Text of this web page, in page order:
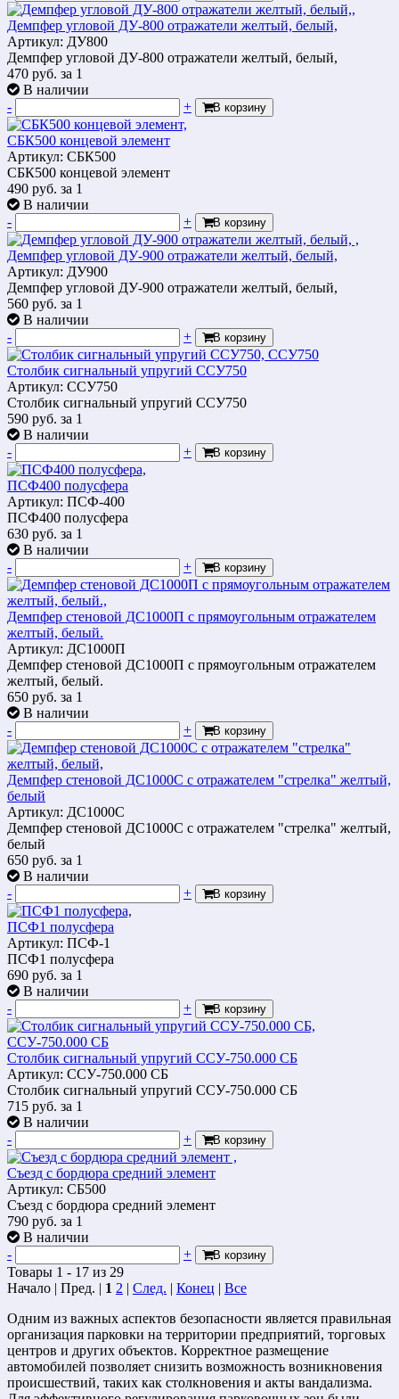
Демпфер угловой ДУ-800 отражатели желтый, белый,
Артикул: ДУ800
Демпфер угловой ДУ-800 отражатели желтый, белый,
470 руб. за 1
В наличии
-
+ В корзину
СБК500 концевой элемент
Артикул: СБК500
СБК500 концевой элемент
490 руб. за 1
В наличии
-
+ В корзину
Демпфер угловой ДУ-900 отражатели желтый, белый,
Артикул: ДУ900
Демпфер угловой ДУ-900 отражатели желтый, белый,
560 руб. за 1
В наличии
-
+ В корзину
Столбик сигнальный упругий ССУ750
Артикул: ССУ750
Столбик сигнальный упругий ССУ750
590 руб. за 1
В наличии
-
+ В корзину
ПСФ400 полусфера
Артикул: ПСФ-400
ПСФ400 полусфера
630 руб. за 1
В наличии
-
+ В корзину
Демпфер стеновой ДС1000П с прямоугольным отражателем
желтый, белый.
Артикул: ДС1000П
Демпфер стеновой ДС1000П с прямоугольным отражателем
желтый, белый.
650 руб. за 1
В наличии
-
+ В корзину
Демпфер стеновой ДС1000С с отражателем "стрелка" желтый,
белый
Артикул: ДС1000С
Демпфер стеновой ДС1000С с отражателем "стрелка" желтый,
белый
650 руб. за 1
В наличии
-
+ В корзину
ПСФ1 полусфера
Артикул: ПСФ-1
ПСФ1 полусфера
690 руб. за 1
В наличии
-
+ В корзину
Столбик сигнальный упругий ССУ-750.000 СБ
Артикул: ССУ-750.000 СБ
Столбик сигнальный упругий ССУ-750.000 СБ
715 руб. за 1
В наличии
-
+ В корзину
Съезд с бордюра средний элемент
Артикул: СБ500
Съезд с бордюра средний элемент
790 руб. за 1
В наличии
-
+ В корзину
Товары 1 - 17 из 29
Начало | Пред. | 1 2 | След. | Конец | Все
Одним из важных аспектов безопасности является правильная
организация парковки на территории предприятий, торговых
центров и других объектов. Корректное размещение
автомобилей позволяет снизить возможность возникновения
происшествий, таких как столкновения и акты вандализма.